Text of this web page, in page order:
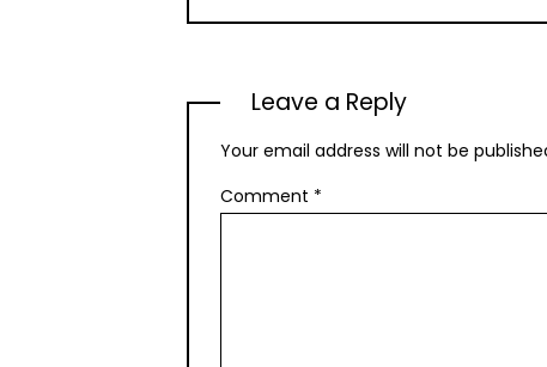
Leave a Reply
Your email address will not be
Comment *